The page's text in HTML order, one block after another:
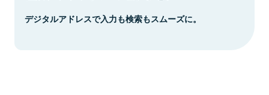
デジタルアドレスで入力も検索もスムーズに。